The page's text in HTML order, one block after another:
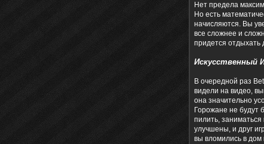
Нет предела
Но есть
начисляются. Вы
все сложнее и
придется отдыхать
Искусственный
В очередной раз
видели на видео,
она значительно
Горожане не будут
пилить,
улучшены, и друг
вы вломились в дом